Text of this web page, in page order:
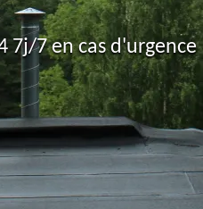
7j/7 en cas d'urgence